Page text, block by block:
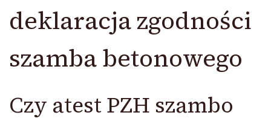
deklaracja zgodności
szamba betonowego
Czy atest PZH szambo